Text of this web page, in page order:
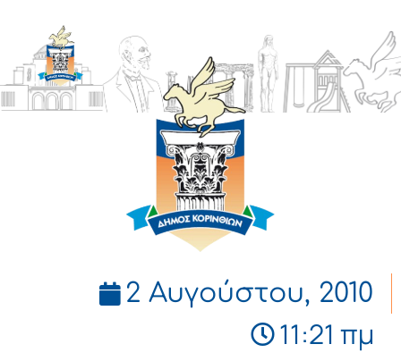
ΔΗΜΟΣ
ΚΟΡΙΝΘΙΩΝ
2 Αυγούστου, 2010
11:21 πμ